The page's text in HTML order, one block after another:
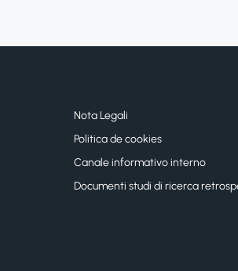
Nota Legali
Politica de cookies
Canale informativo interno
Documenti studi di ricerca